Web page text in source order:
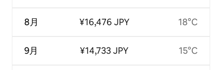
8月
9月
¥16,476 JPY
¥14,733 JPY
18°C
15°C